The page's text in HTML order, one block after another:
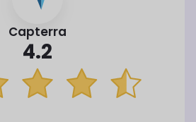
Capterra
4.2